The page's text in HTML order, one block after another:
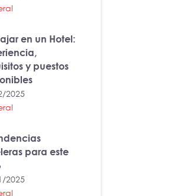
en un Hotel:
y puestos
2025
para este
2025